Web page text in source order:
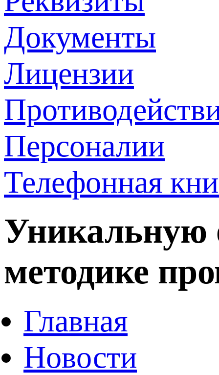
Документы
Лицензии
Персоналии
Телефонная
Уникальную
методике
Главная
Новости